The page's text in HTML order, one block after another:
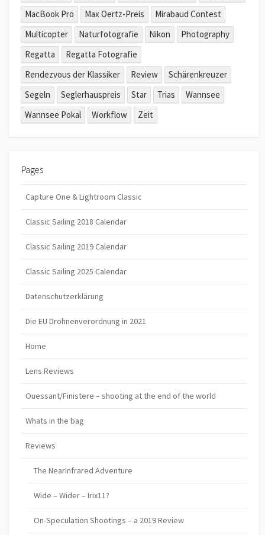
MacBook Pro
Max Oertz-Preis
Mirabaud Contest
Multicopter
Naturfotografie Nikon
Photography
Regatta
Regatta Fotografie
Rendezvous der Klassiker
Review
Schärenkreuzer
Segeln
Seglerhauspreis Star Trias
Wannsee
Wannsee Pokal
Workflow Zeit
Pages
Capture One & Lightroom Classic
Classic Sailing 2018 Calendar
Classic Sailing 2019 Calendar
Classic Sailing 2025 Calendar
Datenschutzerklärung
Die EU Drohnenverordnung in 2021
Home
Lens Reviews
Ouessant/Finistere – shooting at the end of the world
Whats in the bag
Reviews
The NearInfrared Adventure
Wide – Wider – Irix11?
On-Speculation Shootings – a 2019 Review